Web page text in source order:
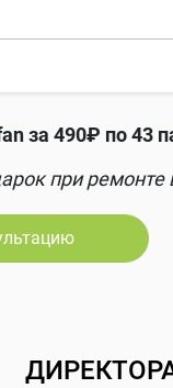
за 490₽ по 43
при